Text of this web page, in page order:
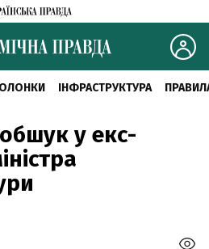
ІНФРАСТРУКТУРА
у екс-